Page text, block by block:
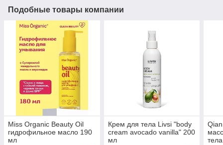
Подобные товары компании
Miss Organic Beauty Oil
гидрофильное масло 190
мл
Крем для тела Livsi "body
cream avocado vanilla" 200
мл